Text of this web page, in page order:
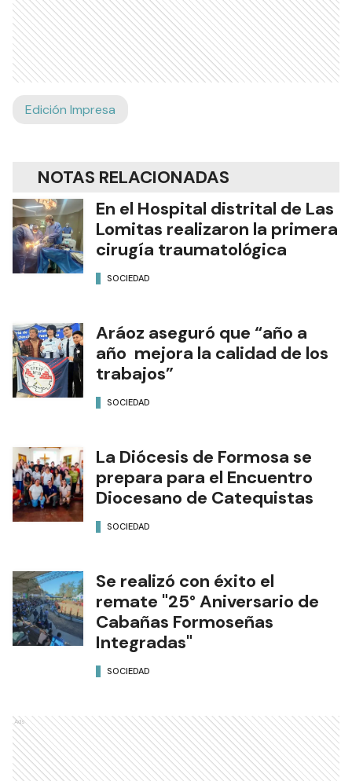
Edición Impresa
NOTAS RELACIONADAS
En el Hospital distrital de Las
Lomitas realizaron la primera
cirugía traumatológica
SOCIEDAD
Aráoz aseguró que “año a
año mejora la calidad de los
trabajos”
SOCIEDAD
La Diócesis de Formosa se
prepara para el Encuentro
Diocesano de Catequistas
SOCIEDAD
Se realizó con éxito el
remate "25° Aniversario de
Cabañas Formoseñas
Integradas"
SOCIEDAD
Ads